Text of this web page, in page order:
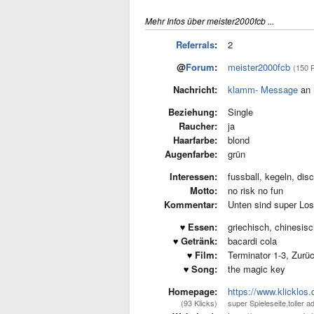
Mehr Infos über meister2000fcb ...
Referrals:
2
@Forum: meister2000fcb (150
Nachricht: klamm- Message an
Beziehung:
Single
Raucher:
ja
Haarfarbe:
blond
Augenfarbe:
grün
Interessen:
fussball, kegeln,
Motto:
no risk no fun
Kommentar:
Unten sind super
Essen:
griechisch,
Getränk:
bacardi cola
Film:
Terminator 1-3,
Song:
the magic key
Homepage:
(93 Klicks)
https://
super Spieleseite,toller